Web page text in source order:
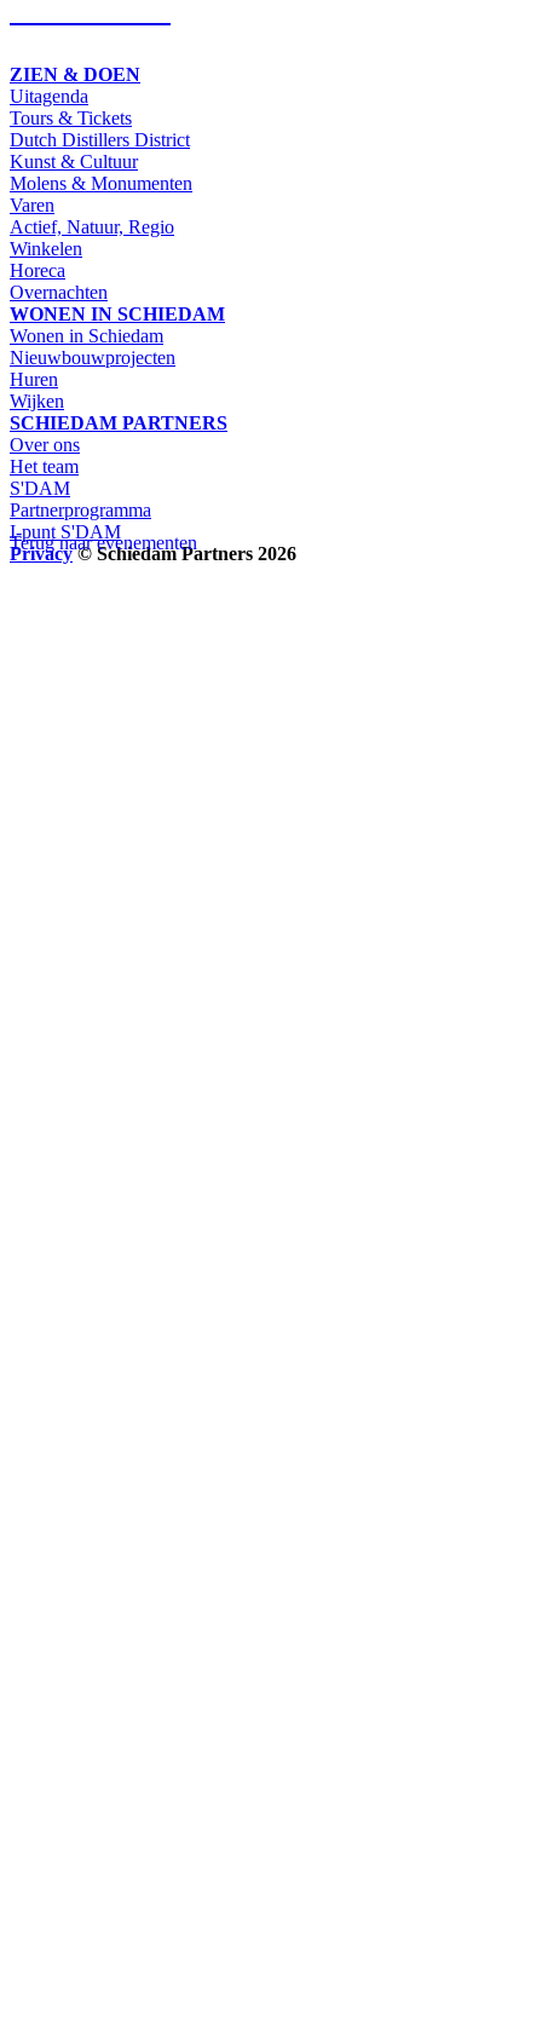
Terug naar evenementen
ZIEN & DOEN
Uitagenda
Tours & Tickets
Dutch Distillers District
Kunst & Cultuur
Molens & Monumenten
Varen
Actief, Natuur, Regio
Winkelen
Horeca
Overnachten
WONEN IN SCHIEDAM
Wonen in Schiedam
Nieuwbouwprojecten
Huren
Wijken
SCHIEDAM PARTNERS
Over ons
Het team
S'DAM
Partnerprogramma
I-punt S'DAM
Privacy © Schiedam Partners 2026